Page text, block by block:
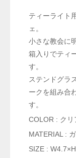
ティーライト
ェ。
小さな教会に
箱入りでティ
す。
ステンドグラ
ークを組み合
す。
COLOR : クリ
MATERIAL :
SIZE :